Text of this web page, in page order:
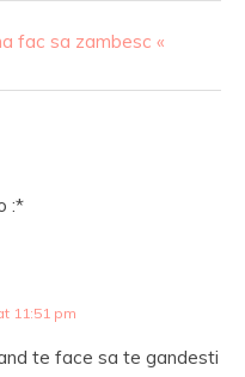
fac sa zambesc «
:*
11:51 pm
te face sa te gandesti